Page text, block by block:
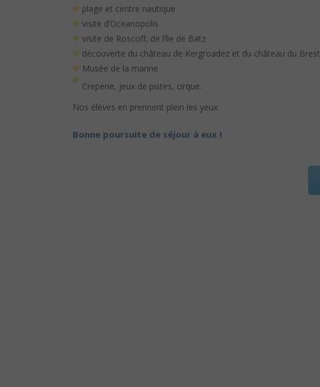
plage et centre nautique
visite d’Oceanopolis
visite de Roscoff, de l’île de Batz
découverte du château de Kergroadez et du château du Brest
Musée de la marine
Creperie, jeux de pistes, cirque.
Nos élèves en prennent plein les yeux.
Bonne poursuite de séjour à eux !